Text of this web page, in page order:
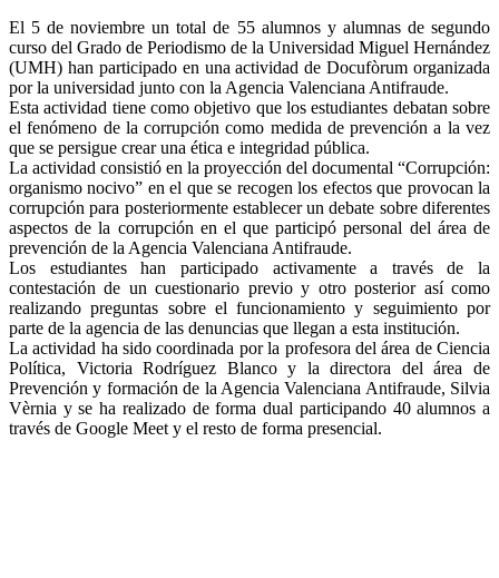
El 5 de noviembre un total de 55 alumnos y alumnas de segundo
curso del Grado de Periodismo de la Universidad Miguel Hernández
(UMH) han participado en una actividad de Docufòrum organizada
por la universidad junto con la Agencia Valenciana Antifraude.
Esta actividad tiene como objetivo que los estudiantes debatan sobre
el fenómeno de la corrupción como medida de prevención a la vez
que se persigue crear una ética e integridad pública.
La actividad consistió en la proyección del documental “Corrupción:
organismo nocivo” en el que se recogen los efectos que provocan la
corrupción para posteriormente establecer un debate sobre diferentes
aspectos de la corrupción en el que participó personal del área de
prevención de la Agencia Valenciana Antifraude.
Los estudiantes han participado activamente a través de la
contestación de un cuestionario previo y otro posterior así como
realizando preguntas sobre el funcionamiento y seguimiento por
parte de la agencia de las denuncias que llegan a esta institución.
La actividad ha sido coordinada por la profesora del área de Ciencia
Política, Victoria Rodríguez Blanco y la directora del área de
Prevención y formación de la Agencia Valenciana Antifraude, Silvia
Vèrnia y se ha realizado de forma dual participando 40 alumnos a
través de Google Meet y el resto de forma presencial.